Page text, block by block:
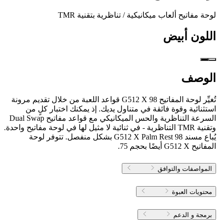
لوحة مفاتيح ألعاب ميكانيكية / تناظرية بتقنية TMR
اللون أبيض
الوصف
تُغيِّر لوحة المفاتيح G512 X 98 قواعد اللعبة من خلال تقديم مرونة
استثنائية وقوة فائقة في متناول يديك. إذ يمكنك اختبار كلٍ من
السرعة التناظرية والحس الميكانيكي مع قواعد مفاتيح Dual Swap
وتقنية TMR التناظرية - في ثنائية لا مثيل لها في لوحة مفاتيح واحدة.
يُباع مسند G512 X Palm Rest 98 بشكل منفصل. تتوفر لوحة
المفاتيح G512 X أيضًا بحجم 75.
المواصفات والتوافق
محتويات العبوة
برمجة و الدعم